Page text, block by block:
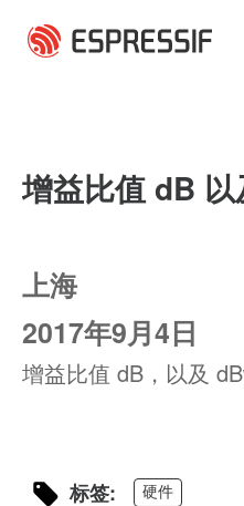
增益比值 dB
上海
2017年9月4日
增益比值 dB，以及
标签: 硬件